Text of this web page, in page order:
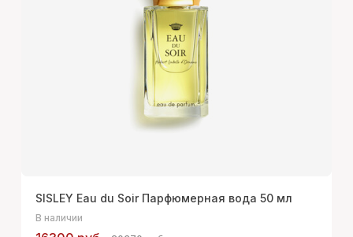
SISLEY Eau du Soir Парфюмерная вода 50 мл
В наличии